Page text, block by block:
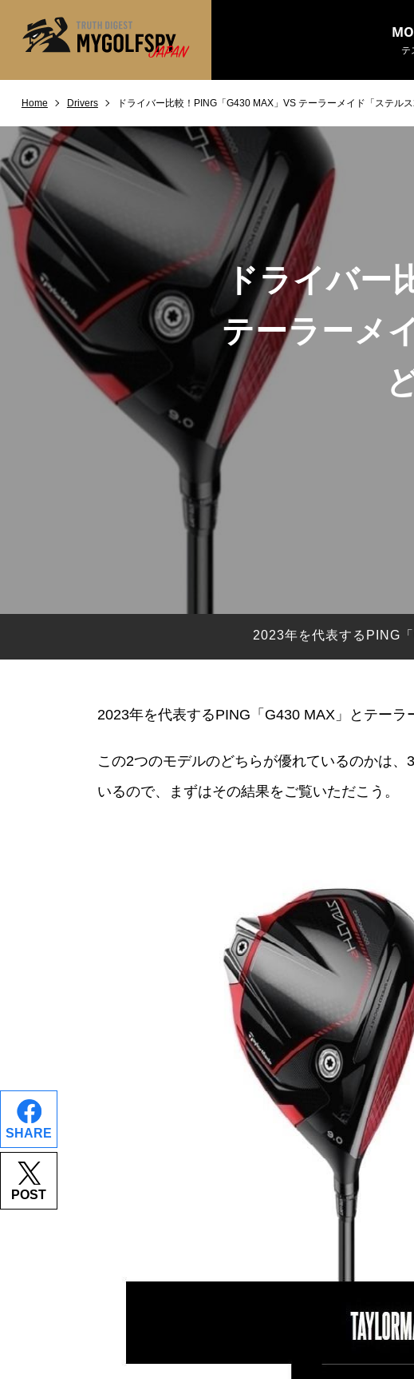
テ
Home Drivers ドライバー比較！PING「G430 MAX」VS テーラーメイド「ステル
SHARE
POST
ドライバー
テーラーメ
2023年を代表するPING
2023年を代表するPING「G430 MAX」とテーラ
この2つのモデルのどちらが優れているのかは
いるので、まずはその結果をご覧いただこう。
MOST WANTED
NEW RELEASES 新製品情報
HOW TO ゴルフ上達・実践テクニック
LAB テスト・データ検証
Golf News ゴルフニュース
REVIEWS 製品レビュー
DRIVERS ドライバー
FAIRWAY WOODS フェアウェイウッド
HYBRIDS ハイブリッド
アイアン
Our Mission 私たちの使命
※メーカー名やクラブ